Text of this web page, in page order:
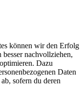
können wir den Erfolg
nachvollziehen,
Dazu
Daten
sofern du deren